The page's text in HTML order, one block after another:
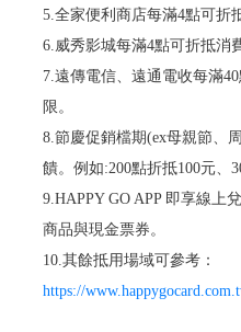
5.全家便利商店每滿4點可折
6.威秀影城每滿4點可折抵消
7.遠傳電信、遠通電收每滿
限。
8.節慶促銷檔期(ex母親節、
饋。例如:200點折抵100元、
9.HAPPY GO APP 即享線上
商品與現金票券。
10.其餘抵用場域可參考：
https://